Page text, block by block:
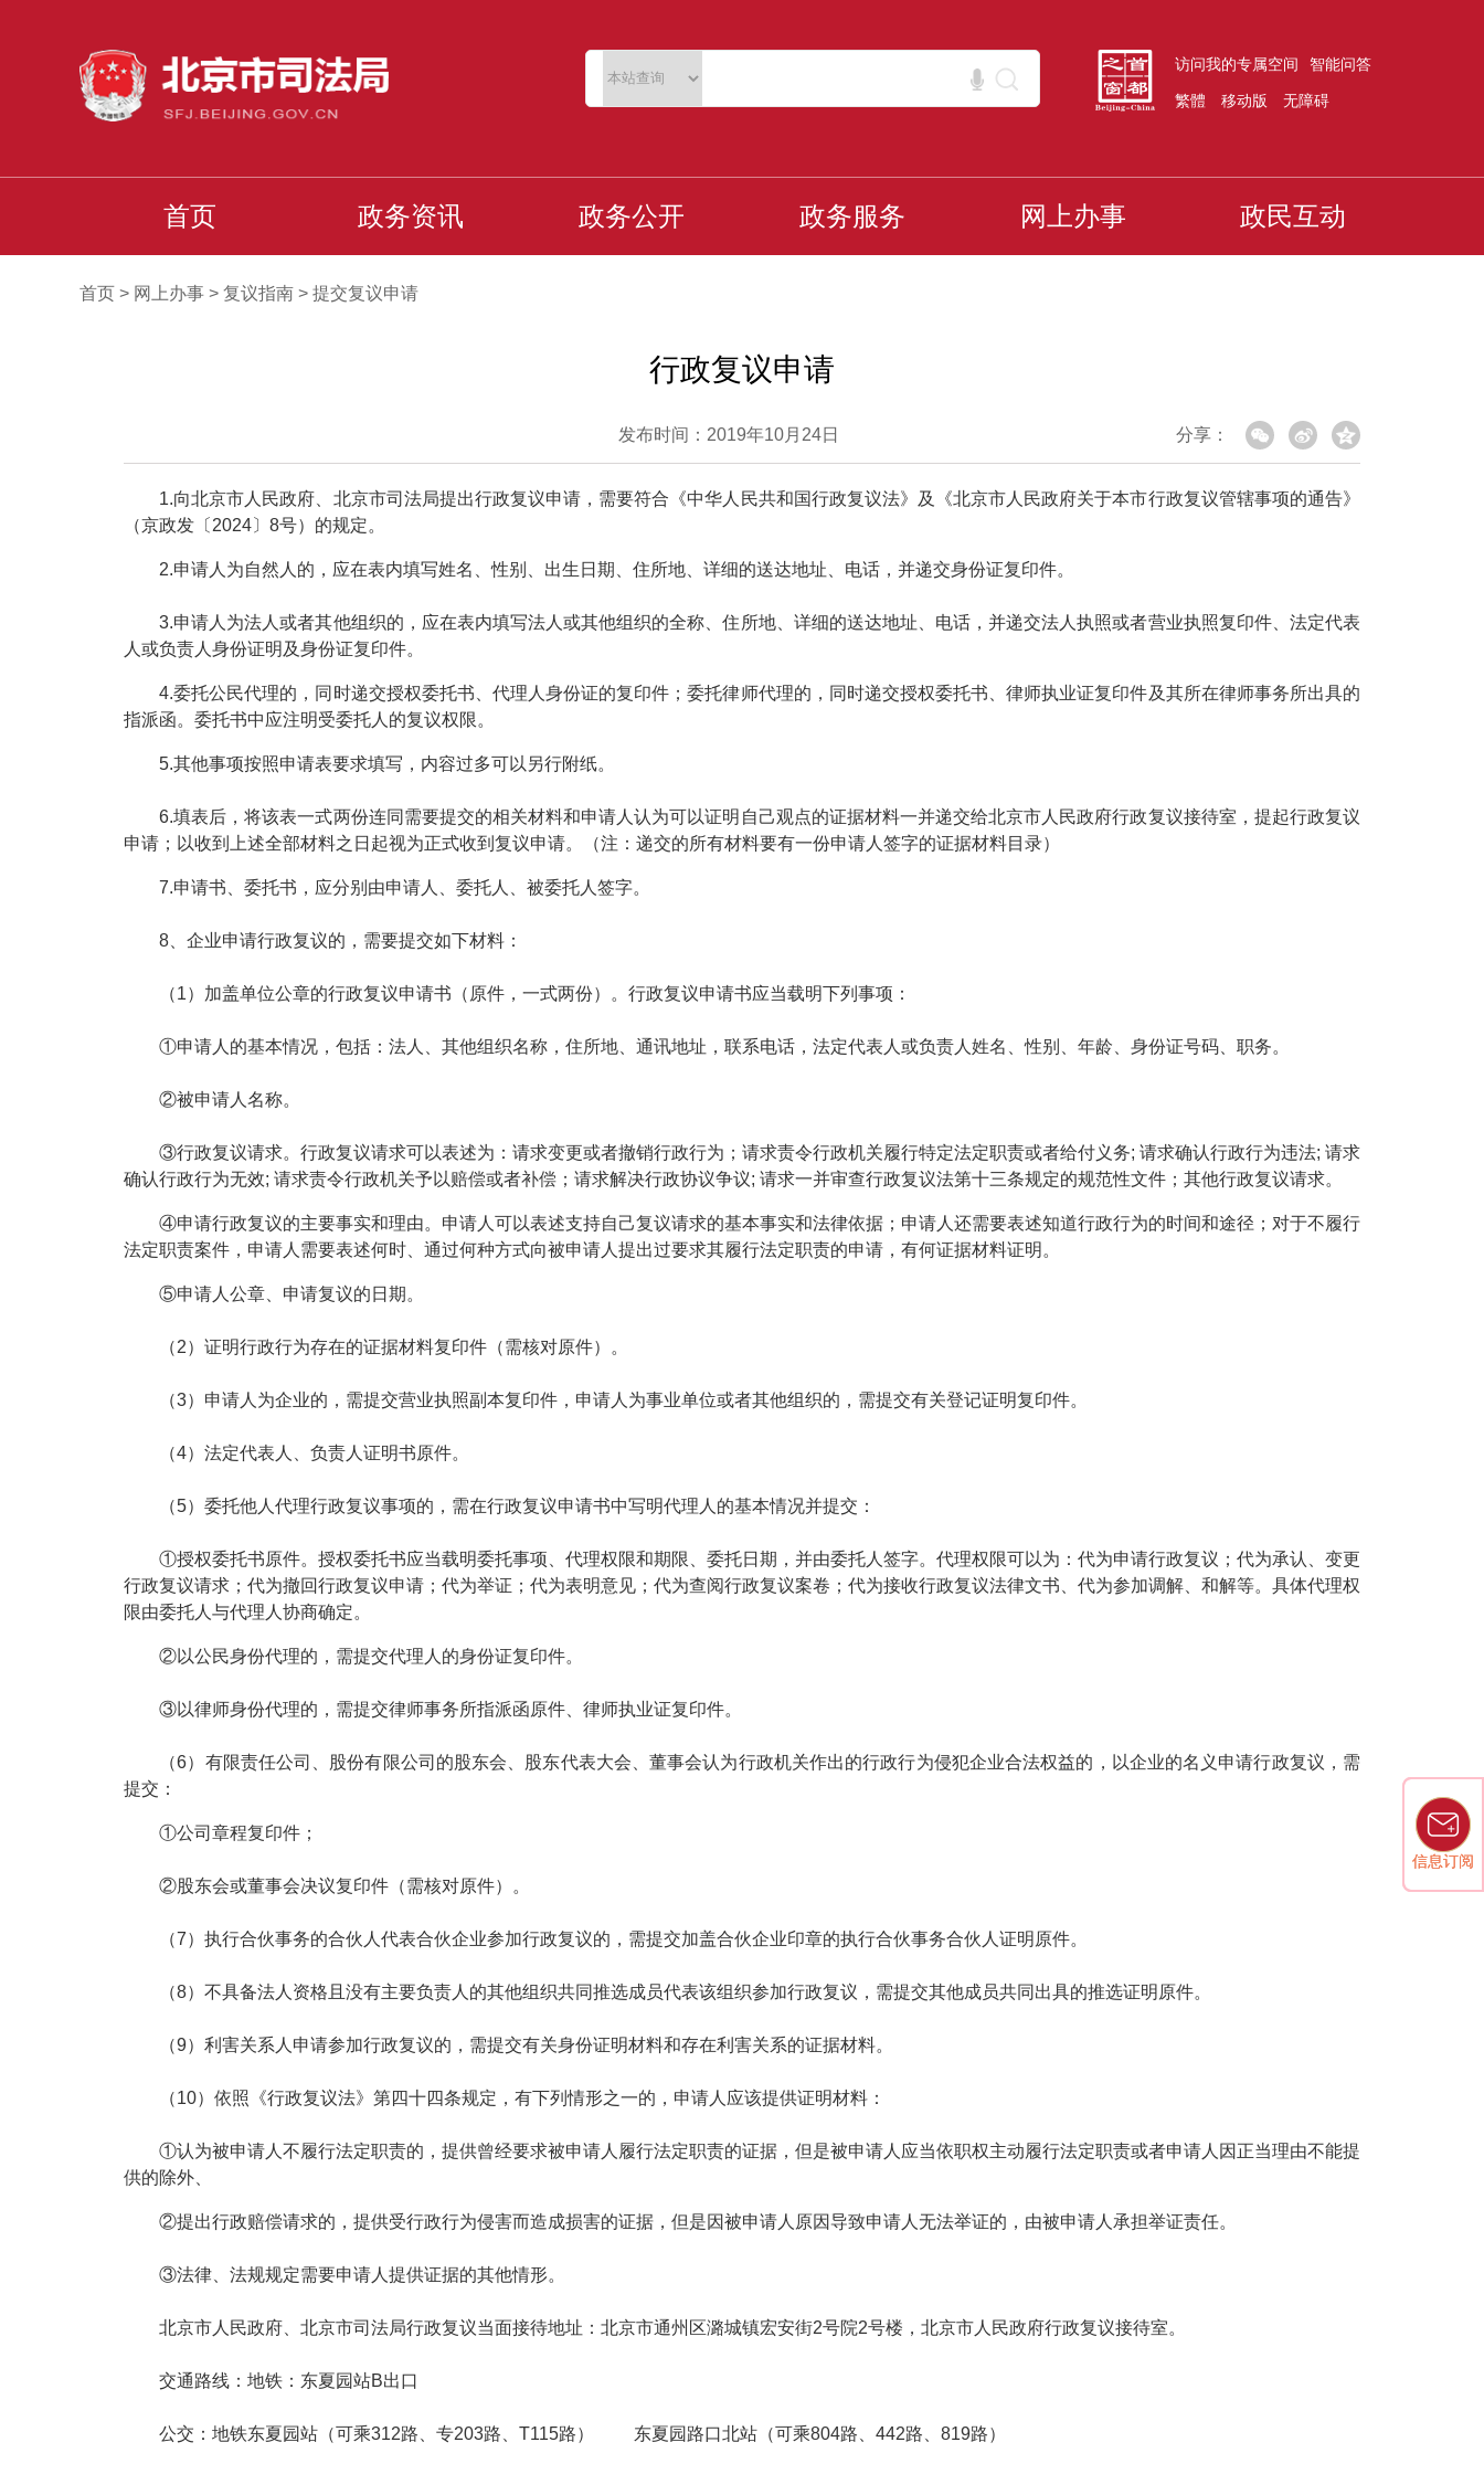
访问我的专属空间 智能问答
繁體 移动版 无障碍
首页 政务资讯 政务公开 政务服务 网上办事 政民互动
信息订阅
信息订阅
首页 > 网上办事 > 复议指南 > 提交复议申请
行政复议申请
发布时间：2019年10月24日 分享：
1.向北京市人民政府、北京市司法局提出行政复议申请，需要符合《中华人民共和国行政复议法》及《北京市人民政府关于本市行政复议管辖事项的通告》
（京政发〔2024〕8号）的规定。
2.申请人为自然人的，应在表内填写姓名、性别、出生日期、住所地、详细的送达地址、电话，并递交身份证复印件。
3.申请人为法人或者其他组织的，应在表内填写法人或其他组织的全称、住所地、详细的送达地址、电话，并递交法人执照或者营业执照复印件、法定代表
人或负责人身份证明及身份证复印件。
4.委托公民代理的，同时递交授权委托书、代理人身份证的复印件；委托律师代理的，同时递交授权委托书、律师执业证复印件及其所在律师事务所出具的
指派函。委托书中应注明受委托人的复议权限。
5.其他事项按照申请表要求填写，内容过多可以另行附纸。
6.填表后，将该表一式两份连同需要提交的相关材料和申请人认为可以证明自己观点的证据材料一并递交给北京市人民政府行政复议接待室，提起行政复议
申请；以收到上述全部材料之日起视为正式收到复议申请。（注：递交的所有材料要有一份申请人签字的证据材料目录）
7.申请书、委托书，应分别由申请人、委托人、被委托人签字。
8、企业申请行政复议的，需要提交如下材料：
（1）加盖单位公章的行政复议申请书（原件，一式两份）。行政复议申请书应当载明下列事项：
①申请人的基本情况，包括：法人、其他组织名称，住所地、通讯地址，联系电话，法定代表人或负责人姓名、性别、年龄、身份证号码、职务。
②被申请人名称。
③行政复议请求。行政复议请求可以表述为：请求变更或者撤销行政行为；请求责令行政机关履行特定法定职责或者给付义务; 请求确认行政行为违法; 请求
确认行政行为无效; 请求责令行政机关予以赔偿或者补偿；请求解决行政协议争议; 请求一并审查行政复议法第十三条规定的规范性文件；其他行政复议请求。
④申请行政复议的主要事实和理由。申请人可以表述支持自己复议请求的基本事实和法律依据；申请人还需要表述知道行政行为的时间和途径；对于不履行
法定职责案件，申请人需要表述何时、通过何种方式向被申请人提出过要求其履行法定职责的申请，有何证据材料证明。
⑤申请人公章、申请复议的日期。
（2）证明行政行为存在的证据材料复印件（需核对原件）。
（3）申请人为企业的，需提交营业执照副本复印件，申请人为事业单位或者其他组织的，需提交有关登记证明复印件。
（4）法定代表人、负责人证明书原件。
（5）委托他人代理行政复议事项的，需在行政复议申请书中写明代理人的基本情况并提交：
①授权委托书原件。授权委托书应当载明委托事项、代理权限和期限、委托日期，并由委托人签字。代理权限可以为：代为申请行政复议；代为承认、变更
行政复议请求；代为撤回行政复议申请；代为举证；代为表明意见；代为查阅行政复议案卷；代为接收行政复议法律文书、代为参加调解、和解等。具体代理权
限由委托人与代理人协商确定。
②以公民身份代理的，需提交代理人的身份证复印件。
③以律师身份代理的，需提交律师事务所指派函原件、律师执业证复印件。
（6）有限责任公司、股份有限公司的股东会、股东代表大会、董事会认为行政机关作出的行政行为侵犯企业合法权益的，以企业的名义申请行政复议，需
提交：
①公司章程复印件；
②股东会或董事会决议复印件（需核对原件）。
（7）执行合伙事务的合伙人代表合伙企业参加行政复议的，需提交加盖合伙企业印章的执行合伙事务合伙人证明原件。
（8）不具备法人资格且没有主要负责人的其他组织共同推选成员代表该组织参加行政复议，需提交其他成员共同出具的推选证明原件。
（9）利害关系人申请参加行政复议的，需提交有关身份证明材料和存在利害关系的证据材料。
（10）依照《行政复议法》第四十四条规定，有下列情形之一的，申请人应该提供证明材料：
①认为被申请人不履行法定职责的，提供曾经要求被申请人履行法定职责的证据，但是被申请人应当依职权主动履行法定职责或者申请人因正当理由不能提
供的除外、
②提出行政赔偿请求的，提供受行政行为侵害而造成损害的证据，但是因被申请人原因导致申请人无法举证的，由被申请人承担举证责任。
③法律、法规规定需要申请人提供证据的其他情形。
北京市人民政府、北京市司法局行政复议当面接待地址：北京市通州区潞城镇宏安街2号院2号楼，北京市人民政府行政复议接待室。
交通路线：地铁：东夏园站B出口
公交：地铁东夏园站（可乘312路、专203路、T115路） 东夏园路口北站（可乘804路、442路、819路）